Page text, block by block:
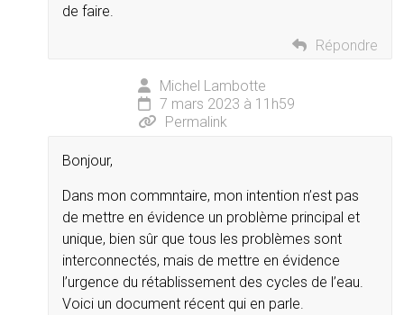
de faire.
Répondre
Michel Lambotte
7 mars 2023 à 11h59
Permalink
Bonjour,
Dans mon commntaire, mon intention n’est pas
de mettre en évidence un problème principal et
unique, bien sûr que tous les problèmes sont
interconnectés, mais de mettre en évidence
l’urgence du rétablissement des cycles de l’eau.
Voici un document récent qui en parle.